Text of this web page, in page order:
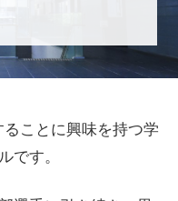
ことに興味を持つ学
です。